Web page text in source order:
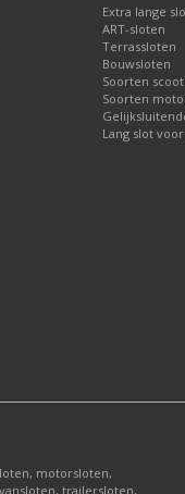
Extra lange
ART-sloten
Terrassloten
Bouwsloten
Soorten
Soorten
Lang slot
motorsloten,
trailersloten,